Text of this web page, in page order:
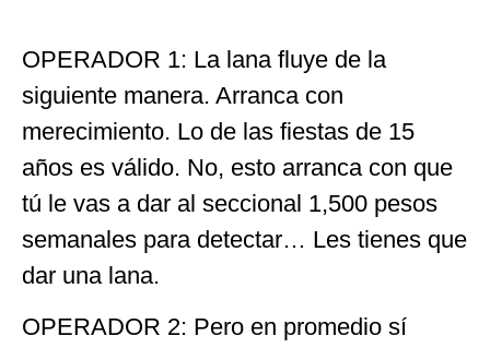
OPERADOR 1: La lana fluye de la
siguiente manera. Arranca con
merecimiento. Lo de las fiestas de 15
años es válido. No, esto arranca con que
tú le vas a dar al seccional 1,500 pesos
semanales para detectar… Les tienes que
dar una lana.
OPERADOR 2: Pero en promedio sí